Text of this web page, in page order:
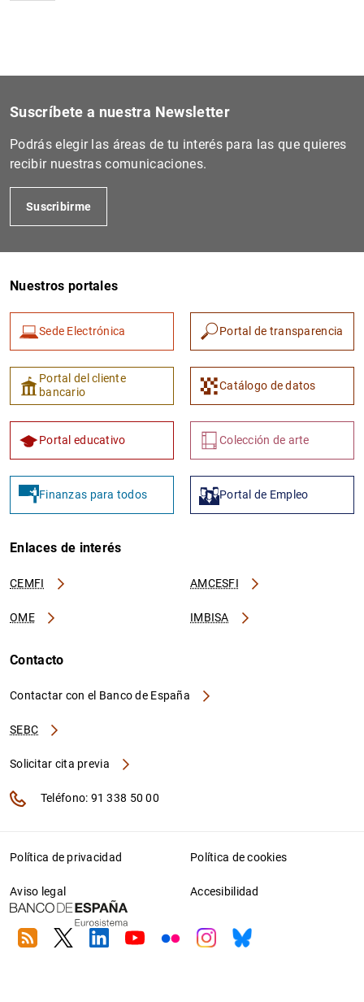
Suscríbete a nuestra Newsletter
Podrás elegir las áreas de tu interés para las que quieres
recibir nuestras comunicaciones.
Suscribirme
Nuestros portales
Sede Electrónica Portal de transparencia
Portal del cliente
bancario
Catálogo de datos
Portal educativo Colección de arte
Finanzas para todos Portal de Empleo
Enlaces de interés
CEMFI AMCESFI
OME IMBISA
Contacto
Contactar con el Banco de España
SEBC
Solicitar cita previa
Teléfono: 91 338 50 00
Política de privacidad Política de cookies
Aviso legal Accesibilidad
RSS TwitterLinkedin
YoutubeFlickrInstagram
Bluesky